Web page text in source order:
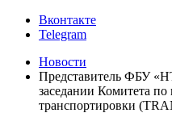
Вконтакте
Telegram
Новости
Представитель ФБУ
заседании Комитета
транспортировки